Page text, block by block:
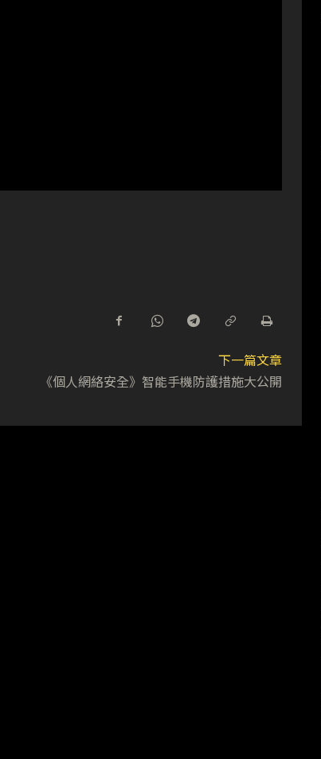
下一篇文章
《個人網絡安全》智能手機防護措施大公開